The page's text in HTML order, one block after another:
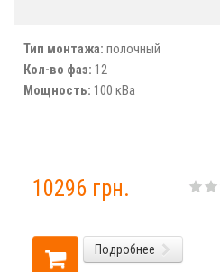
Тип монтажа: полочный
Кол-во фаз: 12
Мощность: 100 кВа
10296 грн.
Подробнее